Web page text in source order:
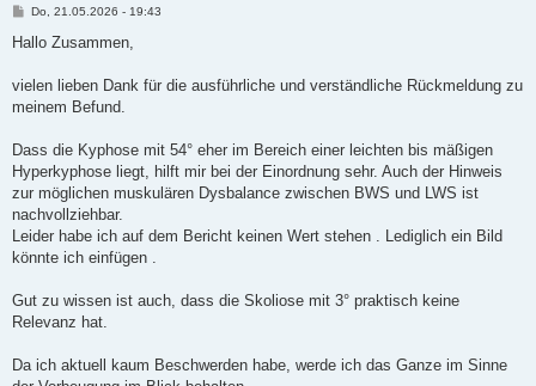
B
i
a
Do, 21.05.2026 - 19:43
Hallo Zusammen,
vielen lieben Dank für die ausführliche und verständliche Rückmeldung zu
meinem Befund.
Dass die Kyphose mit 54° eher im Bereich einer leichten bis mäßigen
Hyperkyphose liegt, hilft mir bei der Einordnung sehr. Auch der Hinweis
zur möglichen muskulären Dysbalance zwischen BWS und LWS ist
nachvollziehbar.
Leider habe ich auf dem Bericht keinen Wert stehen . Lediglich ein Bild
könnte ich einfügen .
Gut zu wissen ist auch, dass die Skoliose mit 3° praktisch keine
Relevanz hat.
Da ich aktuell kaum Beschwerden habe, werde ich das Ganze im Sinne